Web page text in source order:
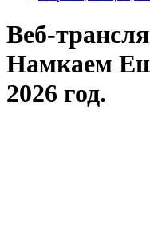
Веб-
Намкаем
2026 год.